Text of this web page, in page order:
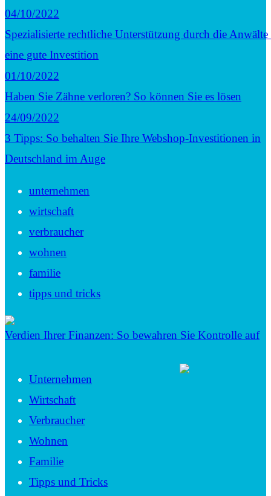
04/10/2022
Spezialisierte rechtliche Unterstützung durch die
eine gute Investition
01/10/2022
Haben Sie Zähne verloren? So können Sie es lösen
24/09/2022
3 Tipps: So behalten Sie Ihre Webshop-Investitionen in
Deutschland im Auge
unternehmen
wirtschaft
verbraucher
wohnen
familie
tipps und tricks
Verdien Ihrer Finanzen: So bewahren Sie Kontrolle auf
Unternehmen
Wirtschaft
Verbraucher
Wohnen
Familie
Tipps und Tricks